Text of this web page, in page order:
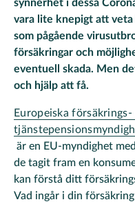
synnerhet i dessa
vara lite knepigt att
som pågående
försäkringar och
eventuell skada. Men
och hjälp att få.
Europeiska försäkrings-
är en EU-myndighet
de tagit fram en
kan förstå ditt
Vad ingår i din